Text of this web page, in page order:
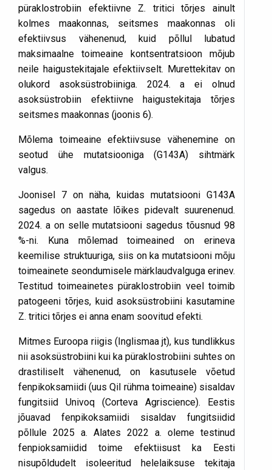
püraklostrobiin efektiivne Z. tritici tõrjes ainult
kolmes maakonnas, seitsmes maakonnas oli
efektiivsus vähenenud, kuid põllul lubatud
maksimaalne toimeaine kontsentratsioon mõjub
neile haigustekitajale efektiivselt. Murettekitav on
olukord asoksüstrobiiniga. 2024. a ei olnud
asoksüstrobiin efektiivne haigustekitaja tõrjes
seitsmes maakonnas (joonis 6).
Mõlema toimeaine efektiivsuse vähenemine on
seotud ühe mutatsiooniga (G143A) sihtmärk
valgus.
Joonisel 7 on näha, kuidas mutatsiooni G143A
sagedus on aastate lõikes pidevalt suurenenud.
2024. a on selle mutatsiooni sagedus tõusnud 98
%-ni. Kuna mõlemad toimeained on erineva
keemilise struktuuriga, siis on ka mutatsiooni mõju
toimeainete seondumisele märklaudvalguga erinev.
Testitud toimeainetes püraklostrobiin veel toimib
patogeeni tõrjes, kuid asoksüstrobiini kasutamine
Z. tritici tõrjes ei anna enam soovitud efekti.
Mitmes Euroopa riigis (Inglismaa jt), kus tundlikkus
nii asoksüstrobiini kui ka püraklostrobiini suhtes on
drastiliselt vähenenud, on kasutusele võetud
fenpikoksamiidi (uus QiI rühma toimeaine) sisaldav
fungitsiid Univoq (Corteva Agriscience). Eestis
jõuavad fenpikoksamiidi sisaldav fungitsiidid
põllule 2025 a. Alates 2022 a. oleme testinud
fenpioksamiidid toime efektiisust ka Eesti
nisupõldudelt isoleeritud helelaiksuse tekitaja